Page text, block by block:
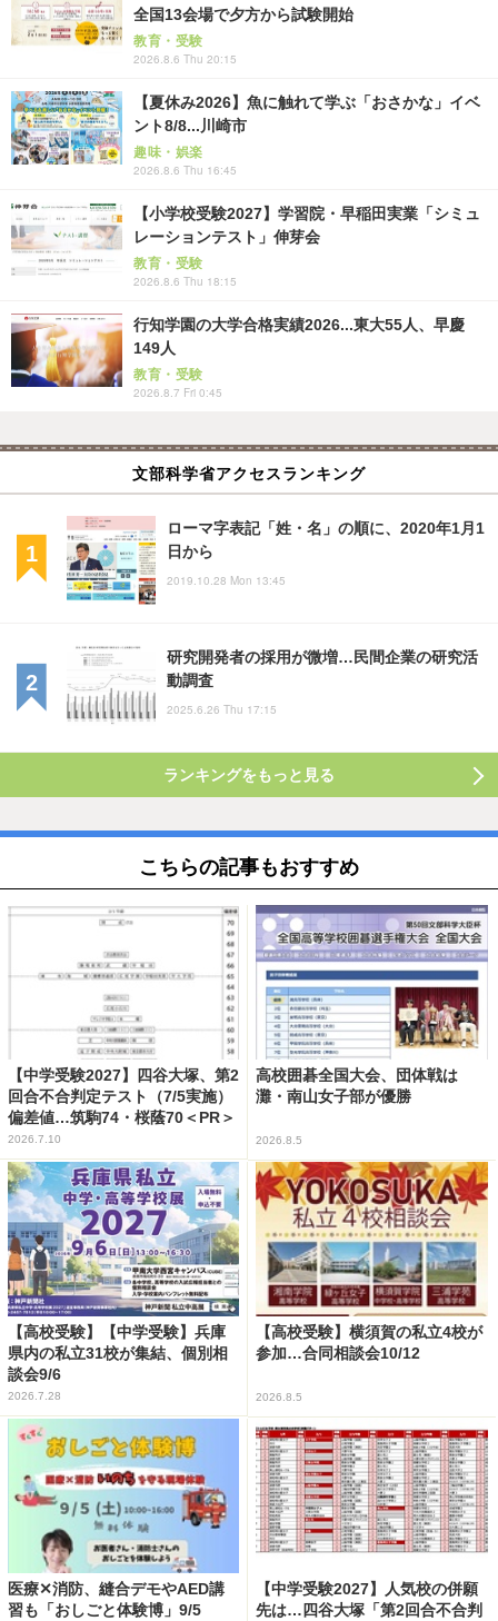
全国13会場で夕方から試験開始
教育・受験
2026.8.6 Thu 20:15
【夏休み2026】魚に触れて学ぶ「おさかな」イベ
ント8/8...川崎市
趣味・娯楽
2026.8.6 Thu 16:45
【小学校受験2027】学習院・早稲田実業「シミュ
レーションテスト」伸芽会
教育・受験
2026.8.6 Thu 18:15
行知学園の大学合格実績2026...東大55人、早慶
149人
教育・受験
2026.8.7 Fri 0:45
文部科学省アクセスランキング
ローマ字表記「姓・名」の順に、2020年1月1
日から
2019.10.28 Mon 13:45
研究開発者の採用が微増…民間企業の研究活
動調査
2025.6.26 Thu 17:15
ランキングをもっと見る
こちらの記事もおすすめ
【中学受験2027】四谷大塚、第2
回合不合判定テスト（7/5実施）
偏差値…筑駒74・桜蔭70＜PR＞
2026.7.10
高校囲碁全国大会、団体戦は
灘・南山女子部が優勝
2026.8.5
【高校受験】【中学受験】兵庫
県内の私立31校が集結、個別相
談会9/6
2026.7.28
【高校受験】横須賀の私立4校が
参加…合同相談会10/12
2026.8.5
医療✕消防、縫合デモやAED講
習も「おしごと体験博」9/5
【中学受験2027】人気校の併願
先は…四谷大塚「第2回合不合判